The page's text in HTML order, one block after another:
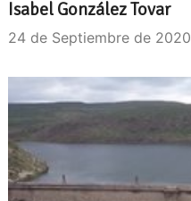
Isabel González Tovar
24 de Septiembre de 2020